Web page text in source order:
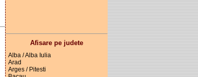
Afisare pe judete
Alba / Alba Iulia
Arad
Arges / Pitesti